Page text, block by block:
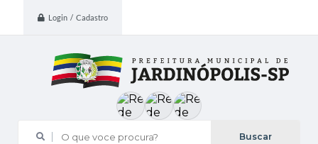
Login / Cadastro
O que voce procura?